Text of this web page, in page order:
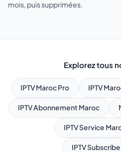
mois, puis supprimées.
Explorez tous
IPTV Maroc Pro IPTV
IPTV Abonnement Maroc
IPTV Service
IPTV